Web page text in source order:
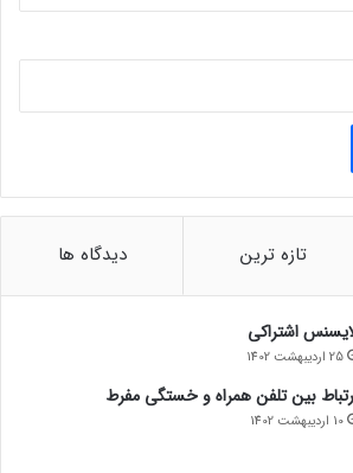
تازه ترین دیدگاه ها
اشتراکی
25 اردیبهشت 1402
بین تلفن همراه و خستگی مفرط
10 اردیبهشت 1402